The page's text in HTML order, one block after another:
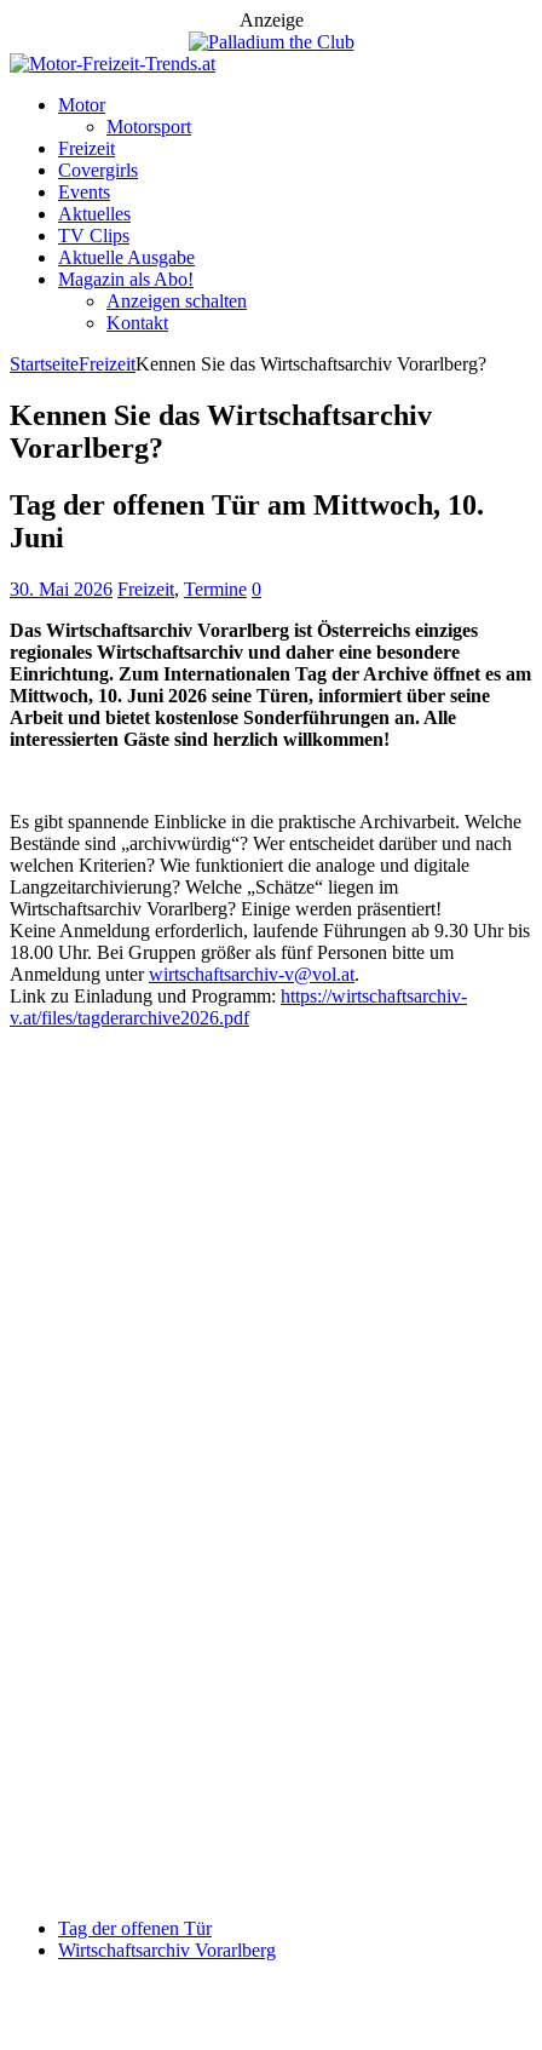
Anzeige
Motor
Motorsport
Freizeit
Covergirls
Events
Aktuelles
TV Clips
Aktuelle Ausgabe
Magazin als Abo!
Anzeigen schalten
Kontakt
StartseiteFreizeitKennen Sie das Wirtschaftsarchiv Vorarlberg?
Kennen Sie das Wirtschaftsarchiv
Vorarlberg?
Tag der offenen Tür am Mittwoch, 10.
Juni
30. Mai 2026 Freizeit, Termine 0
Das Wirtschaftsarchiv Vorarlberg ist Österreichs einziges
regionales Wirtschaftsarchiv und daher eine besondere
Einrichtung. Zum Internationalen Tag der Archive öffnet es am
Mittwoch, 10. Juni 2026 seine Türen, informiert über seine
Arbeit und bietet kostenlose Sonderführungen an. Alle
interessierten Gäste sind herzlich willkommen!
Es gibt spannende Einblicke in die praktische Archivarbeit. Welche
Bestände sind „archivwürdig“? Wer entscheidet darüber und nach
welchen Kriterien? Wie funktioniert die analoge und digitale
Langzeitarchivierung? Welche „Schätze“ liegen im
Wirtschaftsarchiv Vorarlberg? Einige werden präsentiert!
Keine Anmeldung erforderlich, laufende Führungen ab 9.30 Uhr bis
18.00 Uhr. Bei Gruppen größer als fünf Personen bitte um
Anmeldung unterwirtschaftsarchiv-v@vol.at.
Link zu Einladung und Programm: https://wirtschaftsarchiv-
v.at/files/tagderarchive2026.pdf
Tag der offenen Tür
Wirtschaftsarchiv Vorarlberg